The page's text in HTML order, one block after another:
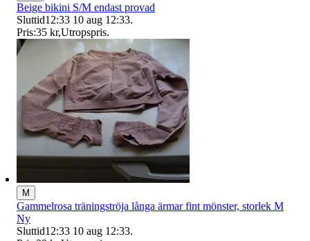
Beige bikini S/M endast provad
Sluttid12:33 10 aug 12:33.
Pris:35 kr,Utropspris.
M
Gammelrosa träningströja långa ärmar fint mönster, storlek M
Ny
Sluttid12:33 10 aug 12:33.